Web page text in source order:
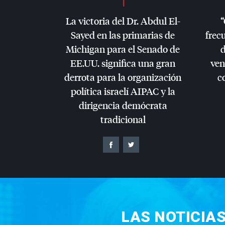
La victoria del Dr. Abdul El-
Sayed en las primarias de
Michigan para el Senado de
EE.UU. significa una gran
derrota para la organización
política israelíAIPACy la
dirigencia demócrata
tradicional
LAS